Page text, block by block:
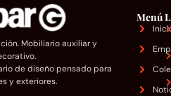
Mobiliario auxiliar y
de diseño pensado para
y exteriores.
Menú